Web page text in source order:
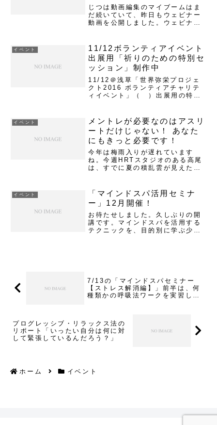
した
じつは動画編集のマイブームはま
だ続いていて、昨日もウェビナー
動画を公開しました。ウェビナー
で、短時間に動画公開できるので
面白くなってきました。そして視
聴者も、すでに知っているパート
や...
イベント
11/12ボランティアイベント
出展用「祈りのための特別セ
ッション」制作中
11/12＠浅草「世界弥栄プロジェ
クト2016 ボランティアチャリテ
ィイベント」（ ）出展用の特別
の特別セッションは、今回のイベ
ントテーマに合わせて、「祈りの
ための音楽Mixセッシ...
イベント
メントレが必要なのはアスリ
ートだけじゃない！ あなた
にもきっと必要です！
今年は梅雨入りが遅れています
ね。今週HRTスタジオのある高尾
は、すでに夏の積乱雲が見えた日
ます。近年、地球の気候変動につ
いて伝えられていますが、日本に
住む私たちは以前からの＜季節
感...
イベント
「マインドスパ活用セミナ
ー」12月開催！
お待たせしました。久しぶりの開
講です。マインドスパを活用する
テクニックを、目的別に学ぶ少人
7/13の「マインドスパセミナー
【ストレス解消編】」前半は、何
種類かの呼吸法ワークを実習しま
プログレッシブ・リラックス法の
リポート「いったい自分は何に対
して緊張しているんだろう？」
ホーム イベント